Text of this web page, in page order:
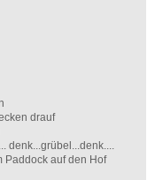
drauf
auf den Hof